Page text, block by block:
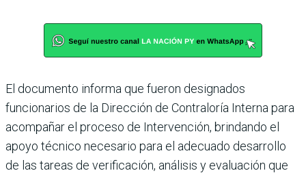
El documento informa que fueron designados
funcionarios de la Dirección de Contraloría Interna para
acompañar el proceso de Intervención, brindando el
apoyo técnico necesario para el adecuado desarrollo
de las tareas de verificación, análisis y evaluación que